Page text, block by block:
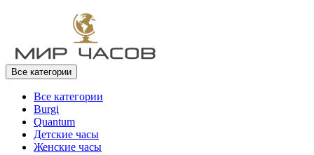
Все категории
Все категории
Burgi
Quantum
Детские часы
Женские часы